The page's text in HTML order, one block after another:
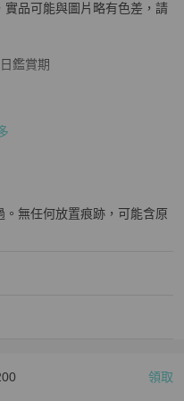
實品可能與圖片略有色差，請
鑑賞期
我們將協助您辦理退貨。
單前請私訊確認有無現貨
無任何放置痕跡，可能含原
領取